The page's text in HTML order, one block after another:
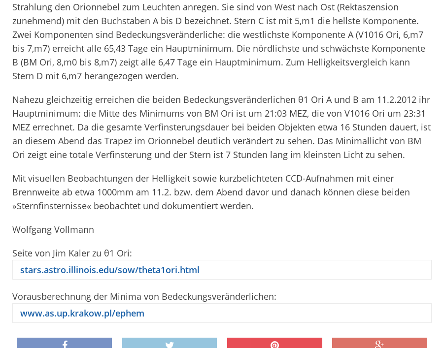
Strahlung den Orionnebel zum Leuchten anregen. Sie sind von West nach Ost (Rektaszension
zunehmend) mit den Buchstaben A bis D bezeichnet. Stern C ist mit 5,m1 die hellste Komponente.
Zwei Komponenten sind Bedeckungsveränderliche: die westlichste Komponente A (V1016 Ori, 6,m7
bis 7,m7) erreicht alle 65,43 Tage ein Hauptminimum. Die nördlichste und schwächste Komponente
B (BM Ori, 8,m0 bis 8,m7) zeigt alle 6,47 Tage ein Hauptminimum. Zum Helligkeitsvergleich kann
Stern D mit 6,m7 herangezogen werden.
Nahezu gleichzeitig erreichen die beiden Bedeckungsveränderlichen θ1 Ori A und B am 11.2.2012 ihr
Hauptminimum: die Mitte des Minimums von BM Ori ist um 21:03 MEZ, die von V1016 Ori um 23:31
MEZ errechnet. Da die gesamte Verfinsterungsdauer bei beiden Objekten etwa 16 Stunden dauert, ist
an diesem Abend das Trapez im Orionnebel deutlich verändert zu sehen. Das Minimallicht von BM
Ori zeigt eine totale Verfinsterung und der Stern ist 7 Stunden lang im kleinsten Licht zu sehen.
Mit visuellen Beobachtungen der Helligkeit sowie kurzbelichteten CCD-Aufnahmen mit einer
Brennweite ab etwa 1000mm am 11.2. bzw. dem Abend davor und danach können diese beiden
»Sternfinsternisse« beobachtet und dokumentiert werden.
Wolfgang Vollmann
Seite von Jim Kaler zu θ1 Ori:
stars.astro.illinois.edu/sow/theta1ori.html
Vorausberechnung der Minima von Bedeckungs­veränderlichen:
www.as.up.krakow.pl/ephem